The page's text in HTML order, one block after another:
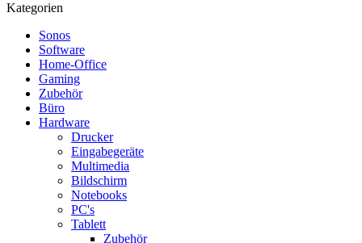
Kategorien
Sonos
Software
Home-Office
Gaming
Zubehör
Büro
Hardware
Drucker
Eingabegeräte
Multimedia
Bildschirm
Notebooks
PC's
Tablett
Zubehör